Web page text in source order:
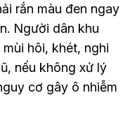
rắn màu đen ngay
Người dân khu
hôi, khét, nghi
nếu không xử lý
cơ gây ô nhiễm